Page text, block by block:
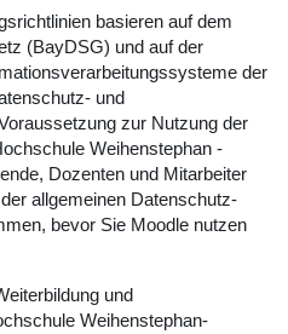
basieren auf dem
(BayDSG) und auf der
der
und
zur Nutzung der
Weihenstephan -
Dozenten und Mitarbeiter
allgemeinen Datenschutz-
bevor Sie Moodle nutzen
und
Weihenstephan-